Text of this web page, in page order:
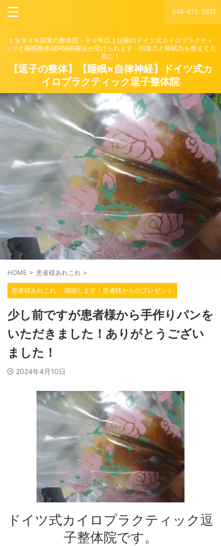
046-872-3831
１９９４年開業の整体院・９０年以上伝統のドイツ式カイロプラクティ
ックと睡眠整体SBR快眠療法が受けられます・回復力と睡眠力を整えて元
気に！
【逗子の整体】【睡眠×自律神経】ドイツ式カ
イロプラクティック逗子整体院
HOME > 患者様あれこれ >
患者様あれこれ 感謝します！患者様からのプレゼント
少し前ですが患者様から手作りパンを
いただきました！ありがとうござい
ました！
2024年4月10日
ドイツ式カイロプラクティック逗
子整体院です。